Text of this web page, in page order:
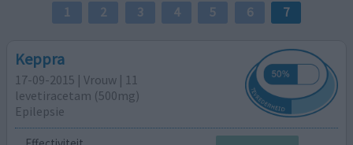
1 2 3 4 5 6 7
Keppra
17-09-2015 | Vrouw | 11
levetiracetam (500mg)
Epilepsie